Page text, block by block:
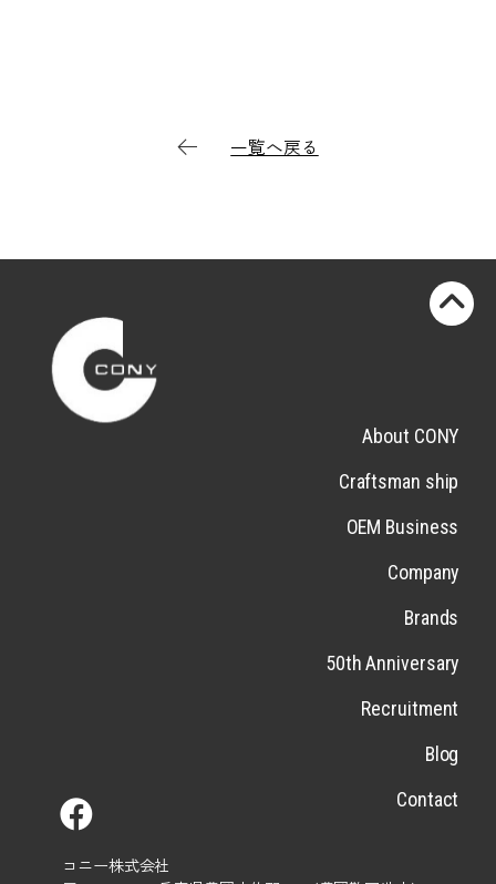
一覧へ戻る
About CONY
Craftsman ship
OEM Business
Company
Brands
50th Anniversary
Recruitment
Blog
Contact
コニー株式会社